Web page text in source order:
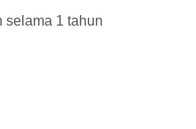
selama 1 tahun